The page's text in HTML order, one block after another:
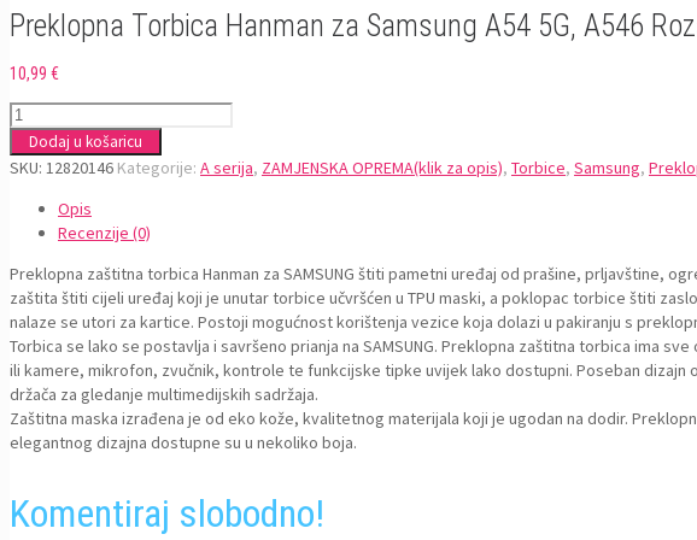
Preklopna Torbica Hanman za Samsung A54 5G, A546
10,99 €
Preklopna
Torbica
Hanman
Samsung
A546
Roza
količina
Dodaj u košaricu
SKU: 12820146 Kategorije: A serija, ZAMJENSKA OPREMA(klik za opis), Torbice, Samsung,
Opis
Recenzije (0)
Preklopna zaštitna torbica Hanman za SAMSUNG štiti pametni uređaj od prašine, prljavštine,
zaštita štiti cijeli uređaj koji je unutar torbice učvršćen u TPU maski, a poklopac torbice štiti
nalaze se utori za kartice. Postoji mogućnost korištenja vezice koja dolazi u pakiranju s
Torbica se lako se postavlja i savršeno prianja na SAMSUNG. Preklopna zaštitna torbica ima
ili kamere, mikrofon, zvučnik, kontrole te funkcijske tipke uvijek lako dostupni. Poseban
držača za gledanje multimedijskih sadržaja.
Zaštitna maska izrađena je od eko kože, kvalitetnog materijala koji je ugodan na dodir.
elegantnog dizajna dostupne su u nekoliko boja.
Komentiraj slobodno!